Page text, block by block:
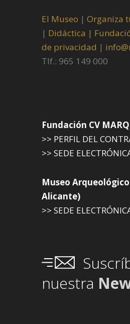
El Museo | Organiza
| Didáctica |
de privacidad |
Tlf.: 965 149 000
Fundación CV MARQ
>> PERFIL DEL
>> SEDE
Museo
Alicante)
>> SEDE
nuestra